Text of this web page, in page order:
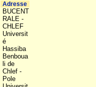
Adresse
BUCENT
RALE -
CHLEF
Universit
é
Hassiba
Benboua
li de
Chlef -
Pole